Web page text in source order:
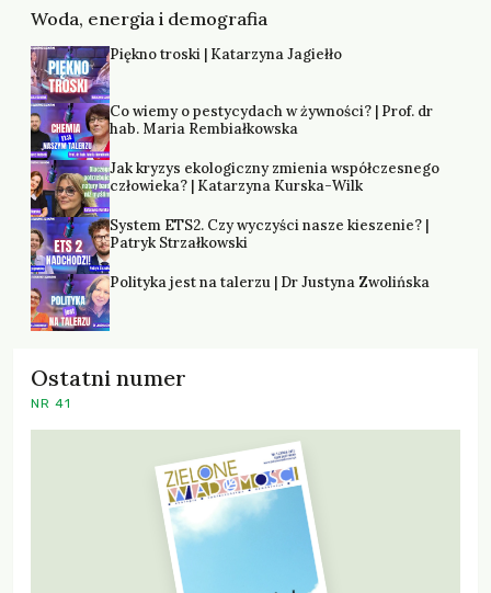
Woda, energia i demografia
Piękno troski | Katarzyna Jagiełło
Co wiemy o pestycydach w żywności? | Prof. dr
hab. Maria Rembiałkowska
Jak kryzys ekologiczny zmienia współczesnego
człowieka? | Katarzyna Kurska-Wilk
System ETS2. Czy wyczyści nasze kieszenie? |
Patryk Strzałkowski
Polityka jest na talerzu | Dr Justyna Zwolińska
Ostatni numer
NR 41